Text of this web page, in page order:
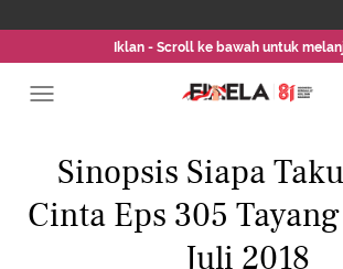
Iklan - Scroll ke bawah untuk
Sinopsis Siapa
Cinta Eps 305
Juli 2018